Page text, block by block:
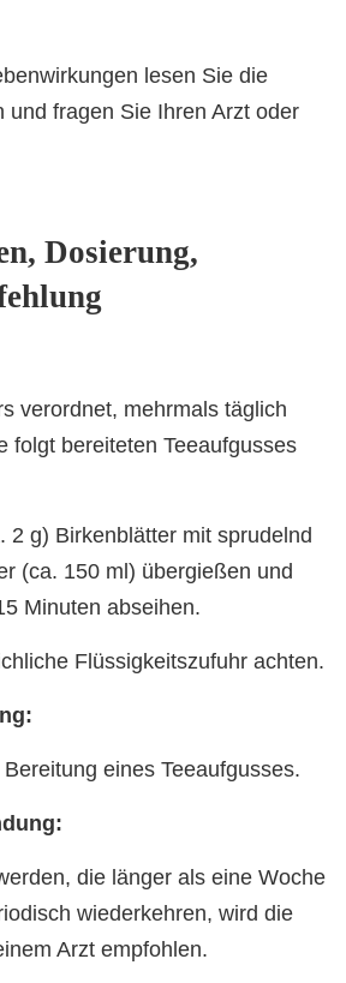
lesen Sie die
und fragen Sie Ihren Arzt oder
Dosierung,
verordnet, mehrmals täglich
folgt bereiteten Teeaufgusses
2 g) Birkenblätter mit sprudelnd
(ca. 150 ml) übergießen und
Minuten abseihen.
Flüssigkeitszufuhr achten.
eines Teeaufgusses.
die länger als eine Woche
wiederkehren, wird die
Arzt empfohlen.